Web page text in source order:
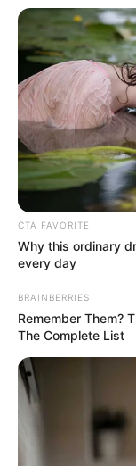
Nagyon durva
Így
Péter. Beszélni
minisztérium
részletesen
CTA FAVORITE
Why this ordinary
every day
BRAINBERRIES
Remember Them?
The Complete List